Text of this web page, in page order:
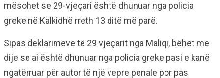
mësohet se 29-vjeçari është dhunuar nga policia
greke në Kalkidhë rreth 13 ditë më parë.
Sipas deklarimeve të 29 vjeçarit nga Maliqi, bëhet me
dije se ai është dhunuar nga policia greke pasi e kanë
ngatërruar për autor të një vepre penale por pas